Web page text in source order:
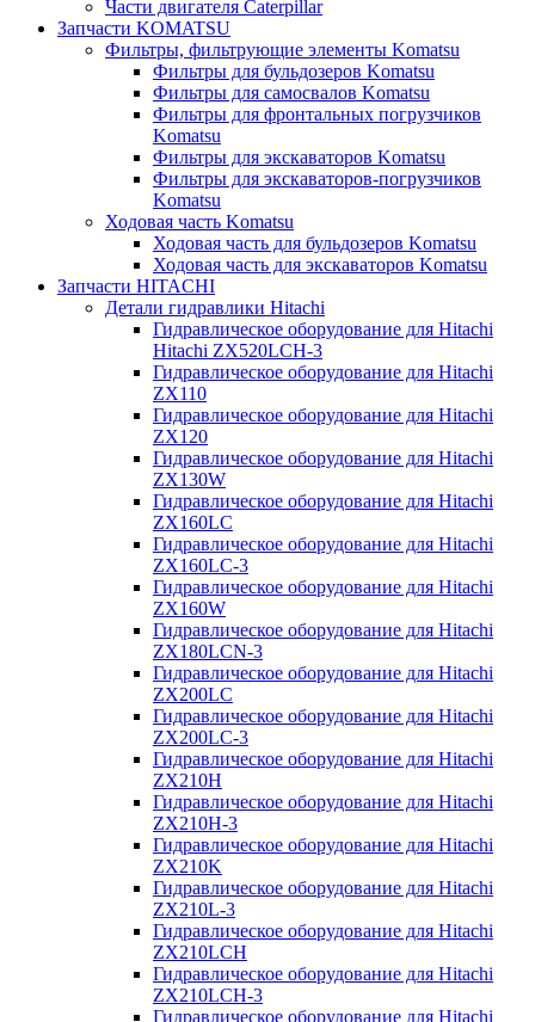
Части двигателя Caterpillar
Запчасти KOMATSU
Фильтры, фильтрующие элементы Komatsu
Фильтры для бульдозеров Komatsu
Фильтры для самосвалов Komatsu
Фильтры для фронтальных погрузчиков
Komatsu
Фильтры для экскаваторов Komatsu
Фильтры для экскаваторов-погрузчиков
Komatsu
Ходовая часть Komatsu
Ходовая часть для бульдозеров Komatsu
Ходовая часть для экскаваторов Komatsu
Запчасти HITACHI
Детали гидравлики Hitachi
Гидравлическое оборудование для Hitachi
Hitachi ZX520LCH-3
Гидравлическое оборудование для Hitachi
ZX110
Гидравлическое оборудование для Hitachi
ZX120
Гидравлическое оборудование для Hitachi
ZX130W
Гидравлическое оборудование для Hitachi
ZX160LC
Гидравлическое оборудование для Hitachi
ZX160LC-3
Гидравлическое оборудование для Hitachi
ZX160W
Гидравлическое оборудование для Hitachi
ZX180LCN-3
Гидравлическое оборудование для Hitachi
ZX200LC
Гидравлическое оборудование для Hitachi
ZX200LC-3
Гидравлическое оборудование для Hitachi
ZX210H
Гидравлическое оборудование для Hitachi
ZX210H-3
Гидравлическое оборудование для Hitachi
ZX210K
Гидравлическое оборудование для Hitachi
ZX210L-3
Гидравлическое оборудование для Hitachi
ZX210LCH
Гидравлическое оборудование для Hitachi
ZX210LCH-3
Гидравлическое оборудование для Hitachi